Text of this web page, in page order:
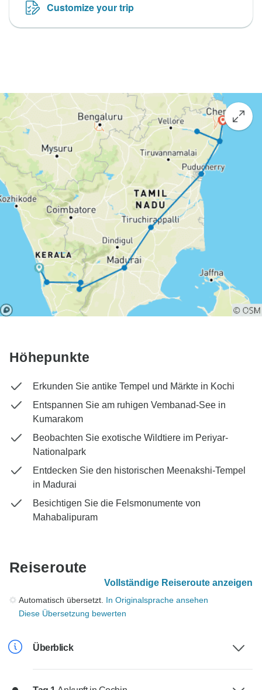
Customize your trip
Höhepunkte
Erkunden Sie antike Tempel und Märkte in Kochi
Entspannen Sie am ruhigen Vembanad-See in
Kumarakom
Beobachten Sie exotische Wildtiere im Periyar-
Nationalpark
Entdecken Sie den historischen Meenakshi-Tempel
in Madurai
Besichtigen Sie die Felsmonumente von
Mahabalipuram
Reiseroute
Vollständige Reiseroute anzeigen
Automatisch übersetzt. In Originalsprache ansehen
Diese Übersetzung bewerten
Überblick